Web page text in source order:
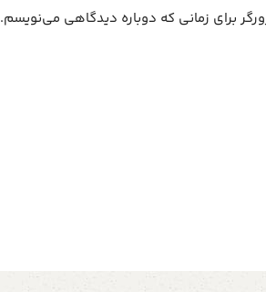
برای زمانی که دوباره دیدگاهی می‌نویسم.